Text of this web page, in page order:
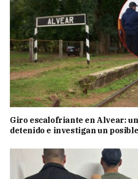
Giro escalofriante en Alvear:
detenido e investigan un